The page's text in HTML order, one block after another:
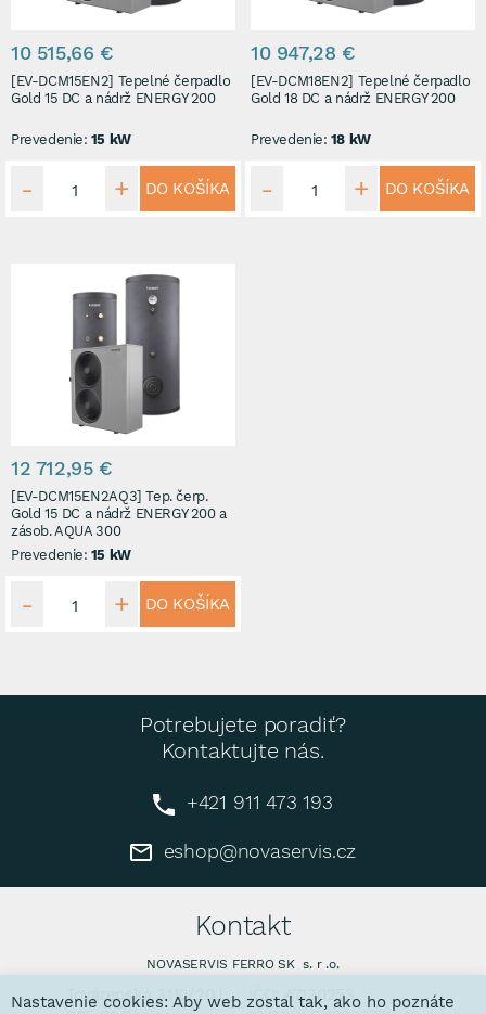
10 515,66 €
[EV-DCM15EN2] Tepelné čerpadlo
Gold 15 DC a nádrž ENERGY 200
Prevedenie: 15 kW
DO KOŠÍKA
10 947,28 €
[EV-DCM18EN2] Tepelné čerpadlo
Gold 18 DC a nádrž ENERGY 200
Prevedenie: 18 kW
DO KOŠÍKA
12 712,95 €
[EV-DCM15EN2AQ3] Tep. čerp.
Gold 15 DC a nádrž ENERGY 200 a
zásob. AQUA 300
Prevedenie: 15 kW
DO KOŠÍKA
Potrebujete poradiť?
Kontaktujte nás.
+421 911 473 193
eshop@novaservis.cz
Kontakt
NOVASERVIS FERRO SK s. r .o.
Továrenská 3110/20J
IČO: 47130253
Nastavenie cookies: Aby web zostal tak, ako ho poznáte